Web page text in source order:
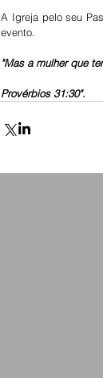
A Igreja pelo seu
evento.
"Mas a mulher que
Provérbios 31:30".